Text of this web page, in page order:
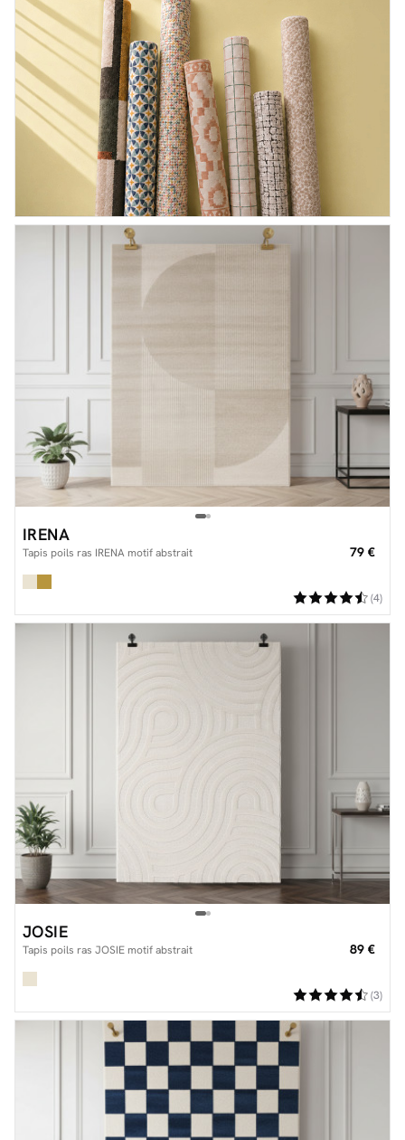
IRENA
Tapis poils ras IRENA motif abstrait 79 €
(4)
JOSIE
Tapis poils ras JOSIE motif abstrait 89 €
(3)